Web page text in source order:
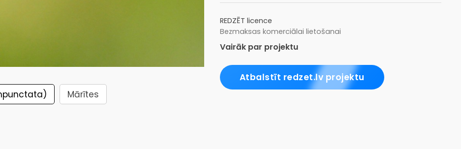
Mārītes
REDZĒT licence
Bezmaksas komerciālai lietošanai
Vairāk par projektu
Atbalstīt redzet.lv projektu